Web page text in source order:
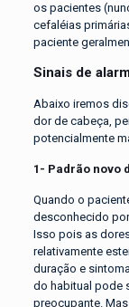
os pacientes
cefaléias
paciente
Sinais de
Abaixo iremos
dor de cabeça,
potencialmente
1- Padrão novo
Quando o
desconhecido
Isso pois as
relativamente
duração e
do habitual pode
preocupante.